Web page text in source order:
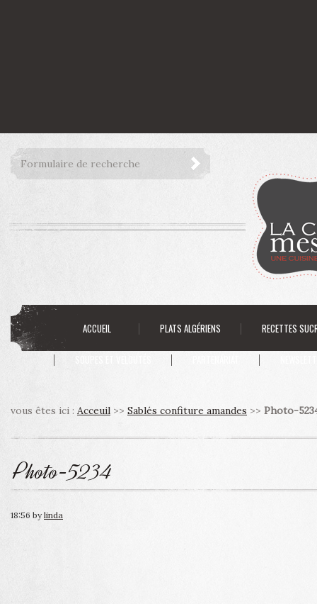
ACCUEIL PLATS ALGÉRIENS RECETTES
vous êtes ici : Acceuil >> Sablés confiture amandes >> Photo-
Photo-5234
18:56 bylinda